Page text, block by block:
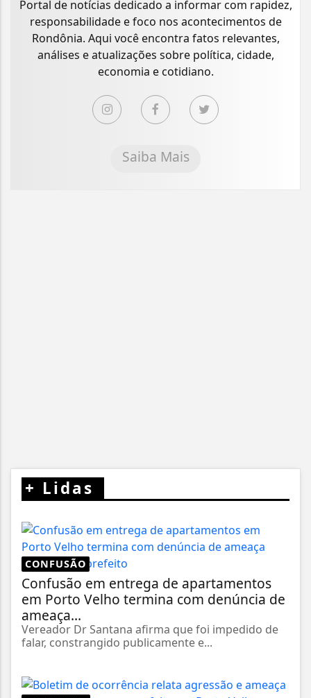
Portal de notícias dedicado a informar com rapidez,
responsabilidade e foco nos acontecimentos de
Rondônia. Aqui você encontra fatos relevantes,
análises e atualizações sobre política, cidade,
economia e cotidiano.
Saiba Mais
+ Lidas
CONFUSÃO
Confusão em entrega de apartamentos
em Porto Velho termina com denúncia de
ameaça...
Vereador Dr Santana afirma que foi impedido de
falar, constrangido publicamente e...